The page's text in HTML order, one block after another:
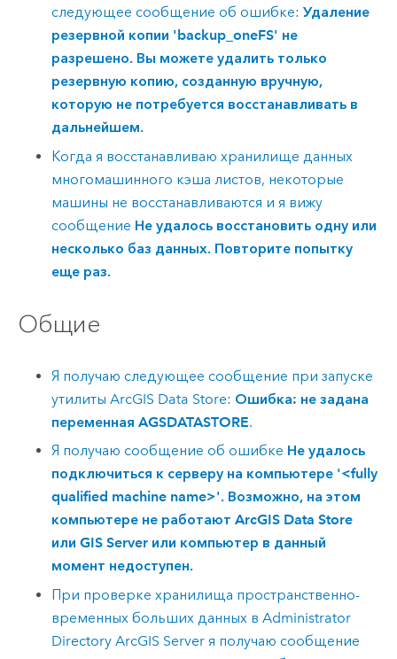
следующее сообщение об ошибке:Удаление
резервной копии 'backup_oneFS' не
разрешено. Вы можете удалить только
резервную копию, созданную вручную,
которую не потребуется восстанавливать в
дальнейшем.
Когда я восстанавливаю хранилище данных
многомашинного кэша листов, некоторые
машины не восстанавливаются и я вижу
сообщение Не удалось восстановить одну или
несколько баз данных. Повторите попытку
еще раз.
Общие
Я получаю следующее сообщение при запуске
утилитыArcGIS Data Store: Ошибка: не задана
переменная AGSDATASTORE.
Я получаю сообщение об ошибке Не удалось
подключиться к серверу на компьютере '<fully
qualified machine name>'. Возможно, на этом
компьютере не работают ArcGIS Data Store
или GIS Server или компьютер в данный
момент недоступен.
При проверке хранилища пространственно-
временных больших данных в Administrator
DirectoryArcGIS Server я получаю сообщение